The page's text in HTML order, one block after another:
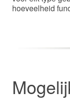
hoeveelheid